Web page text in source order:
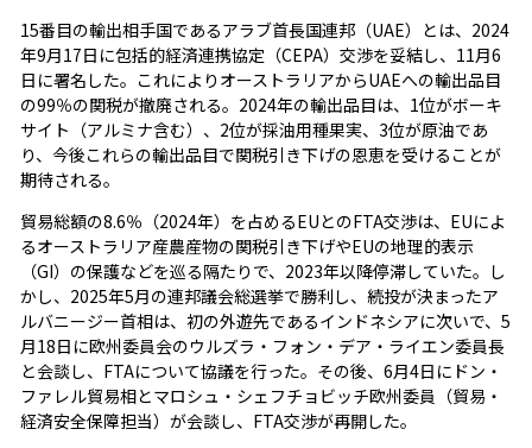
15番目の輸出相手国であるアラブ首長国連邦（UAE）とは、2024
年9月17日に包括的経済連携協定（CEPA）交渉を妥結し、11月6
日に署名した。これによりオーストラリアからUAEへの輸出品目
の99％の関税が撤廃される。2024年の輸出品目は、1位がボーキ
サイト（アルミナ含む）、2位が採油用種果実、3位が原油であ
り、今後これらの輸出品目で関税引き下げの恩恵を受けることが
期待される。
貿易総額の8.6％（2024年）を占めるEUとのFTA交渉は、EUによ
るオーストラリア産農産物の関税引き下げやEUの地理的表示
（GI）の保護などを巡る隔たりで、2023年以降停滞していた。し
かし、2025年5月の連邦議会総選挙で勝利し、続投が決まったア
ルバニージー首相は、初の外遊先であるインドネシアに次いで、5
月18日に欧州委員会のウルズラ・フォン・デア・ライエン委員長
と会談し、FTAについて協議を行った。その後、6月4日にドン・
ファレル貿易相とマロシュ・シェフチョビッチ欧州委員（貿易・
経済安全保障担当）が会談し、FTA交渉が再開した。